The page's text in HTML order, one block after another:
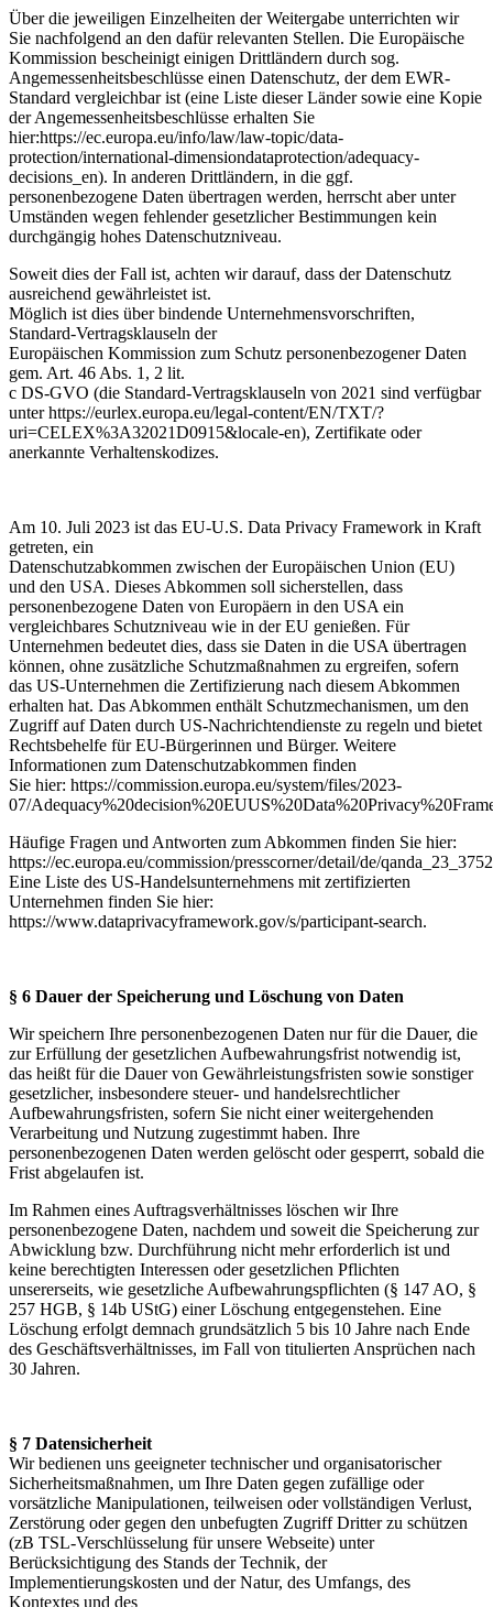
Über die jeweiligen Einzelheiten der Weitergabe unterrichten wir
Sie nachfolgend an den dafür relevanten Stellen. Die Europäische
Kommission bescheinigt einigen Drittländern durch sog.
Angemessenheitsbeschlüsse einen Datenschutz, der dem EWR-
Standard vergleichbar ist (eine Liste dieser Länder sowie eine Kopie
der Angemessenheitsbeschlüsse erhalten Sie
hier:https://ec.europa.eu/info/law/law-topic/data-
protection/international-dimensiondataprotection/adequacy-
decisions_en). In anderen Drittländern, in die ggf.
personenbezogene Daten übertragen werden, herrscht aber unter
Umständen wegen fehlender gesetzlicher Bestimmungen kein
durchgängig hohes Datenschutzniveau.
Soweit dies der Fall ist, achten wir darauf, dass der Datenschutz
ausreichend gewährleistet ist.
Möglich ist dies über bindende Unternehmensvorschriften,
Standard-Vertragsklauseln der
Europäischen Kommission zum Schutz personenbezogener Daten
gem. Art. 46 Abs. 1, 2 lit.
c DS-GVO (die Standard-Vertragsklauseln von 2021 sind verfügbar
unter https://eurlex.europa.eu/legal-content/EN/TXT/?
uri=CELEX%3A32021D0915&locale-en), Zertifikate oder
anerkannte Verhaltenskodizes.
Am 10. Juli 2023 ist das EU-U.S. Data Privacy Framework in Kraft
getreten, ein
Datenschutzabkommen zwischen der Europäischen Union (EU)
und den USA. Dieses Abkommen soll sicherstellen, dass
personenbezogene Daten von Europäern in den USA ein
vergleichbares Schutzniveau wie in der EU genießen. Für
Unternehmen bedeutet dies, dass sie Daten in die USA übertragen
können, ohne zusätzliche Schutzmaßnahmen zu ergreifen, sofern
das US-Unternehmen die Zertifizierung nach diesem Abkommen
erhalten hat. Das Abkommen enthält Schutzmechanismen, um den
Zugriff auf Daten durch US-Nachrichtendienste zu regeln und bietet
Rechtsbehelfe für EU-Bürgerinnen und Bürger. Weitere
Informationen zum Datenschutzabkommen finden
Sie hier: https://commission.europa.eu/system/files/2023-
07/
Häufige Fragen und Antworten zum Abkommen finden Sie hier:
https://ec.europa.eu/commission/presscorner/detail/de/qanda_23_3752
Eine Liste des US-Handelsunternehmens mit zertifizierten
Unternehmen finden Sie hier:
https://www.dataprivacyframework.gov/s/participant-search.
§ 6 Dauer der Speicherung und Löschung von Daten
Wir speichern Ihre personenbezogenen Daten nur für die Dauer, die
zur Erfüllung der gesetzlichen Aufbewahrungsfrist notwendig ist,
das heißt für die Dauer von Gewährleistungsfristen sowie sonstiger
gesetzlicher, insbesondere steuer- und handelsrechtlicher
Aufbewahrungsfristen, sofern Sie nicht einer weitergehenden
Verarbeitung und Nutzung zugestimmt haben. Ihre
personenbezogenen Daten werden gelöscht oder gesperrt, sobald die
Frist abgelaufen ist.
Im Rahmen eines Auftragsverhältnisses löschen wir Ihre
personenbezogene Daten, nachdem und soweit die Speicherung zur
Abwicklung bzw. Durchführung nicht mehr erforderlich ist und
keine berechtigten Interessen oder gesetzlichen Pflichten
unsererseits, wie gesetzliche Aufbewahrungspflichten (§ 147 AO, §
257 HGB, § 14b UStG) einer Löschung entgegenstehen. Eine
Löschung erfolgt demnach grundsätzlich 5 bis 10 Jahre nach Ende
des Geschäftsverhältnisses, im Fall von titulierten Ansprüchen nach
30 Jahren.
§ 7 Datensicherheit
Wir bedienen uns geeigneter technischer und organisatorischer
Sicherheitsmaßnahmen, um Ihre Daten gegen zufällige oder
vorsätzliche Manipulationen, teilweisen oder vollständigen Verlust,
Zerstörung oder gegen den unbefugten Zugriff Dritter zu schützen
(zB TSL-Verschlüsselung für unsere Webseite) unter
Berücksichtigung des Stands der Technik, der
Implementierungskosten und der Natur, des Umfangs, des
Kontextes und des